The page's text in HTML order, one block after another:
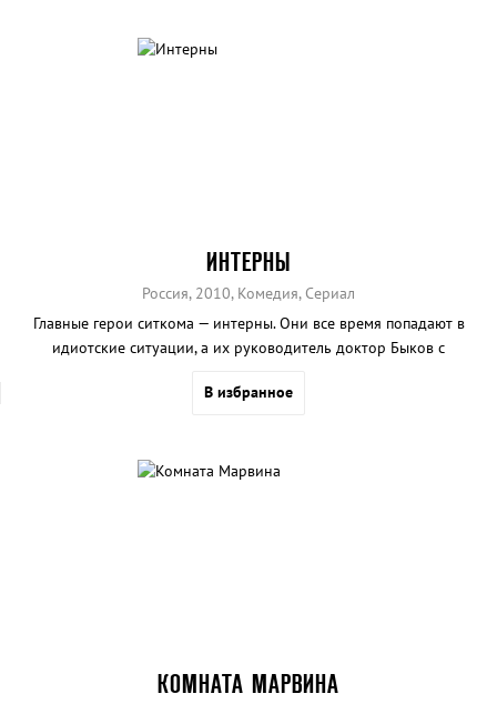
ИНТЕРНЫ
Россия, 2010, Комедия, Сериал
Главные герои ситкома — интерны. Они все время попадают в
идиотские ситуации, а их руководитель доктор Быков с
В избранное
КОМНАТА МАРВИНА